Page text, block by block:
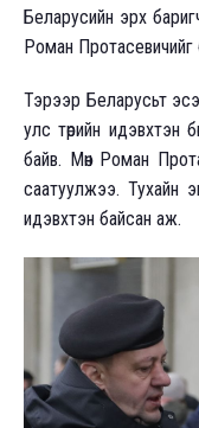
Беларусийн эрх
Роман
Тэрээр Беларусьт
улс төрийн идэвхтэн
байв. Мөн Роман
саатуулжээ. Тухайн
идэвхтэн байсан аж.